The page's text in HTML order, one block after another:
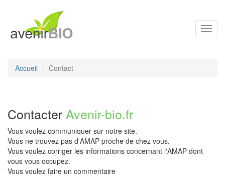
Accueil Contact
Contacter Avenir-bio.fr
Vous voulez communiquer sur notre site.
Vous ne trouvez pas d'AMAP proche de chez vous.
Vous voulez corriger les informations concernant l'AMAP dont
vous vous occupez.
Vous voulez faire un commentaire